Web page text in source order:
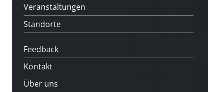
Veranstaltungen
Standorte
Feedback
Kontakt
Über uns